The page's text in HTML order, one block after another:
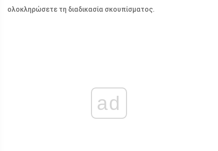
ολοκληρώσετε τη διαδικασία σκουπίσματος.
ad